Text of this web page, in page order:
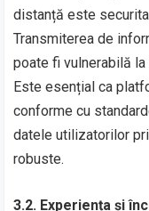
distanță este
Transmiterea de
poate fi vulnerabilă
Este esențial ca
conforme cu
datele utilizatorilor
robuste.
3.2. Experiența și